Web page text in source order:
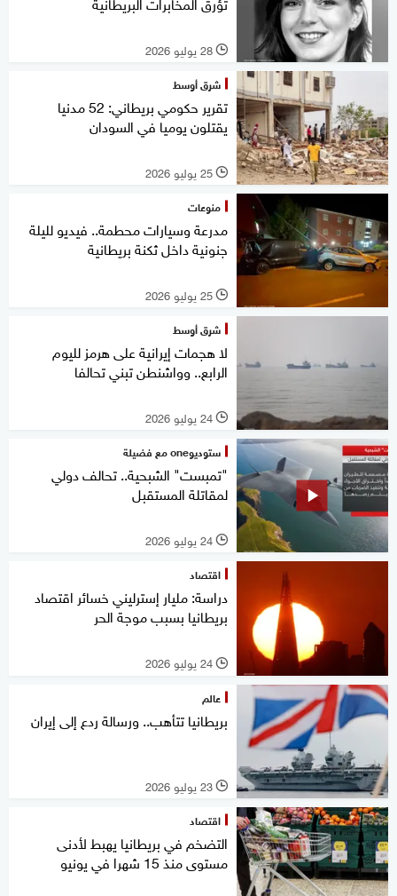
l 28 يوليو 2026
شرق أوسط
تقرير حكومي بريطاني: 52 مدنيا
يقتلون يوميا في السودان
l 25 يوليو 2026
منوعات
مدرعة وسيارات محطمة.. فيديو لليلة
جنونية داخل ثكنة بريطانية
l 25 يوليو 2026
شرق أوسط
لا هجمات إيرانية على هرمز لليوم
الرابع.. وواشنطن تبني تحالفا
l 24 يوليو 2026
ستوديوone مع فضيلة
"تمبست" الشبحية.. تحالف دولي
لمقاتلة المستقبل
l 24 يوليو 2026
اقتصاد
دراسة: مليار إسترليني خسائر اقتصاد
بريطانيا بسبب موجة الحر
l 24 يوليو 2026
عالم
بريطانيا تتأهب.. ورسالة ردع إلى إيران
l 23 يوليو 2026
اقتصاد
التضخم في بريطانيا يهبط لأدنى
مستوى منذ 15 شهرا في يونيو